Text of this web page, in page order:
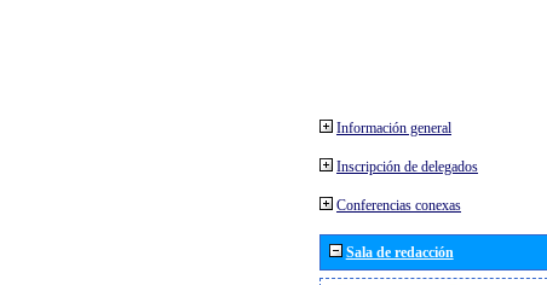
Información general
Inscripción de delegados
Conferencias conexas
Sala de redacción